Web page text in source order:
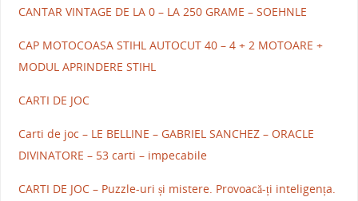
CANTAR VINTAGE DE LA 0 – LA 250 GRAME – SOEHNLE
CAP MOTOCOASA STIHL AUTOCUT 40 – 4 + 2 MOTOARE +
MODUL APRINDERE STIHL
CARTI DE JOC
Carti de joc – LE BELLINE – GABRIEL SANCHEZ – ORACLE
DIVINATORE – 53 carti – impecabile
CARTI DE JOC – Puzzle-uri și mistere. Provoacă-ți inteligența.